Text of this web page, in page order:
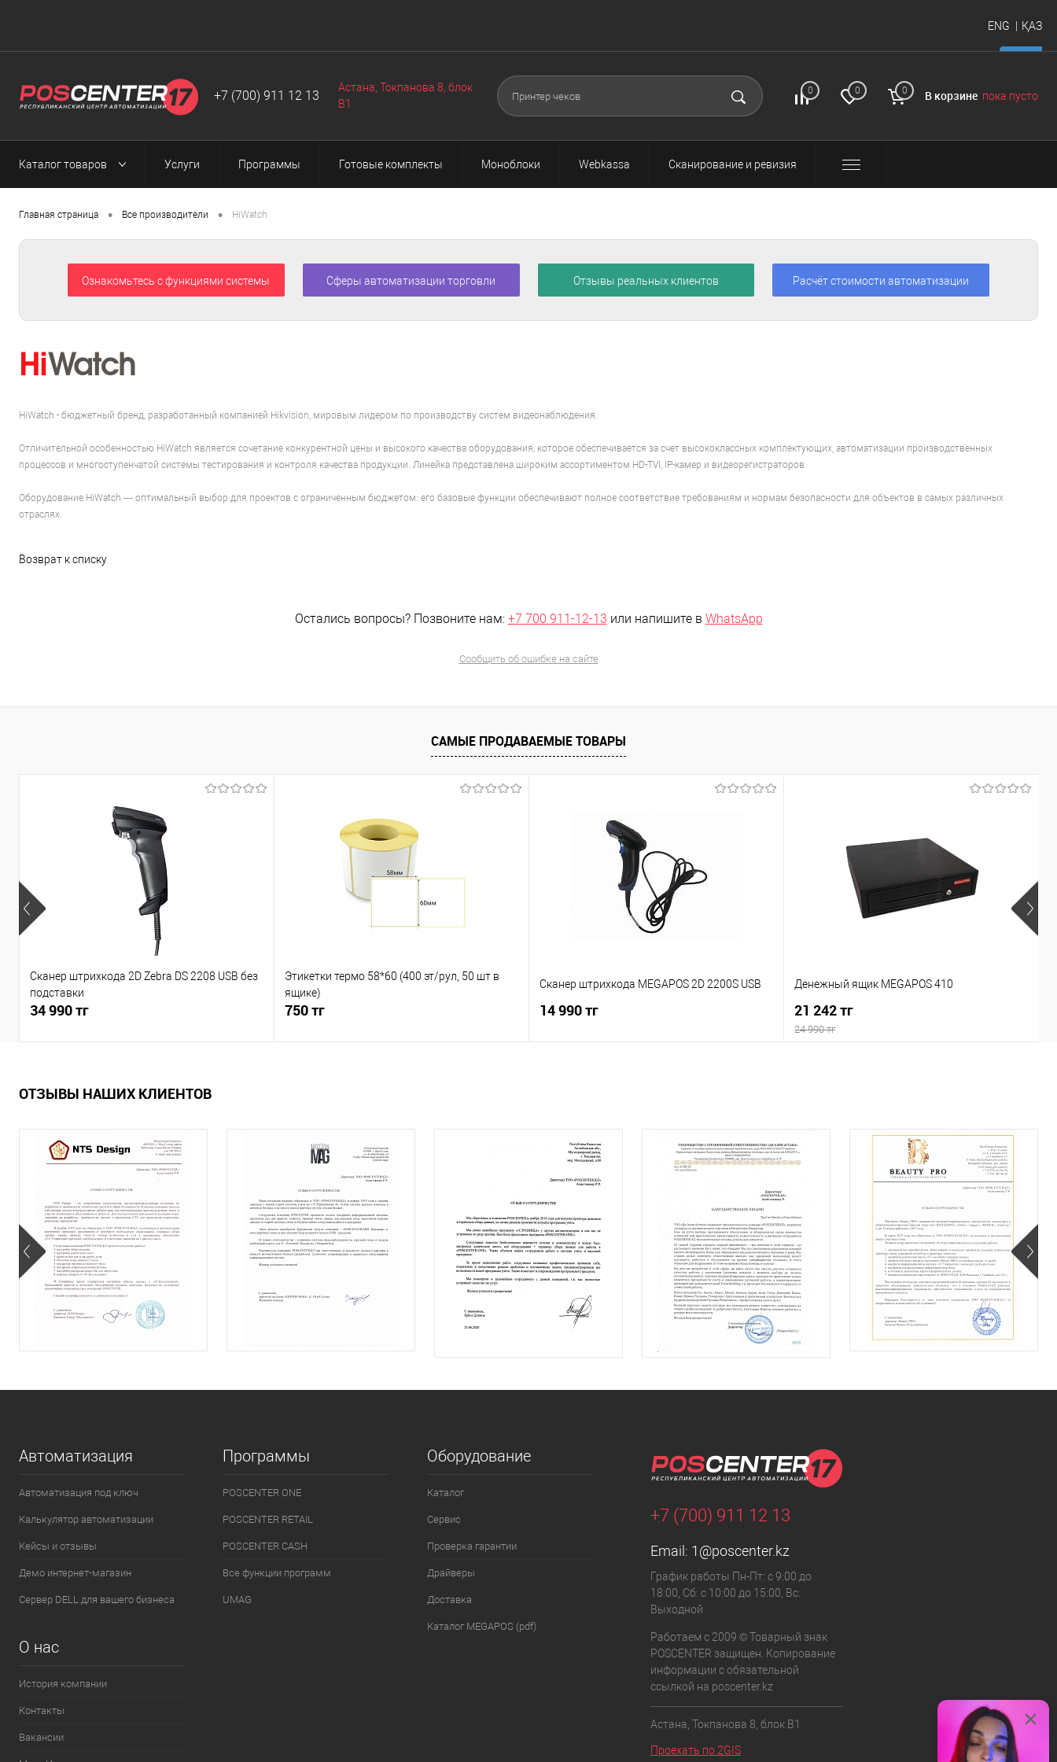
ENG ҚАЗ
регистрация
+7 (700) 911 12 13
Астана, Токпанова 8, блок
B1
0 0 0 В корзине пока пусто
Каталог товаров Услуги Программы Готовые комплекты Моноблоки Webkassa Сканирование и ревизия
Главная страница • Все производители • HiWatch
Ознакомьтесь с функциями системы Сферы автоматизации торговли Отзывы реальных клиентов Расчёт стоимости автоматизации
HiWatch - бюджетный бренд, разработанный компанией Hikvision, мировым лидером по производству систем видеонаблюдения.
Отличительной особенностью HiWatch является сочетание конкурентной цены и высокого качества оборудования, которое обеспечивается за счет высококлассных комплектующих, автоматизации производственных
процессов и многоступенчатой системы тестирования и контроля качества продукции. Линейка представлена широким ассортиментом HD-TVI, IP-камер и видеорегистраторов.
Оборудование HiWatch — оптимальный выбор для проектов с ограниченным бюджетом: его базовые функции обеспечивают полное соответствие требованиям и нормам безопасности для объектов в самых различных
отраслях.
Возврат к списку
Остались вопросы? Позвоните нам: +7 700 911-12-13 или напишите в WhatsApp
Сообщить об ошибке на сайте
САМЫЕ ПРОДАВАЕМЫЕ ТОВАРЫ
Сканер штрихкода 2D Zebra DS 2208 USB без
подставки
34 990 тг
Этикетки термо 58*60 (400 эт/рул, 50 шт в
ящике)
750 тг
Сканер штрихкода MEGAPOS 2D 2200S USB
14 990 тг
Денежный ящик MEGAPOS 410
21 242 тг
24 990 тг
ОТЗЫВЫ НАШИХ КЛИЕНТОВ
Автоматизация
Автоматизация под ключ
Калькулятор автоматизации
Кейсы и отзывы
Демо интернет-магазин
Сервер DELL для вашего бизнеса
Программы
POSCENTER ONE
POSCENTER RETAIL
POSCENTER CASH
Все функции программ
UMAG
Оборудование
Каталог
Сервис
Проверка гарантии
Драйверы
Доставка
Каталог MEGAPOS (pdf)
О нас
История компании
Контакты
Вакансии
+7 (700) 911 12 13
Email: 1@poscenter.kz
График работы Пн-Пт: с 9:00 до
18:00, Сб: с 10:00 до 15:00, Вс:
Выходной
Работаем с 2009 © Товарный знак
POSCENTER защищен. Копирование
информации с обязательной
ссылкой на poscenter.kz
Астана, Токпанова 8, блок B1
Проехать по 2GIS
×